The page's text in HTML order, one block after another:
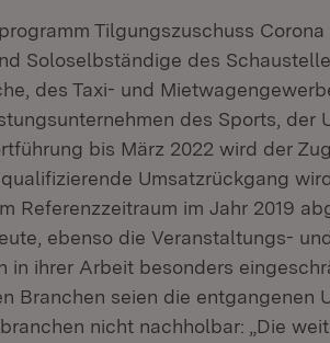
Tilgungszuschuss
Soloselbständige des
des Taxi- und
des Sports, der
bis März 2022 wird der
Umsatzrückgang
Referenzzeitraum im Jahr 2019
ebenso die Veranstaltungs-
in ihrer Arbeit besonders
Branchen seien die entgangenen
nicht nachholbar: „Die